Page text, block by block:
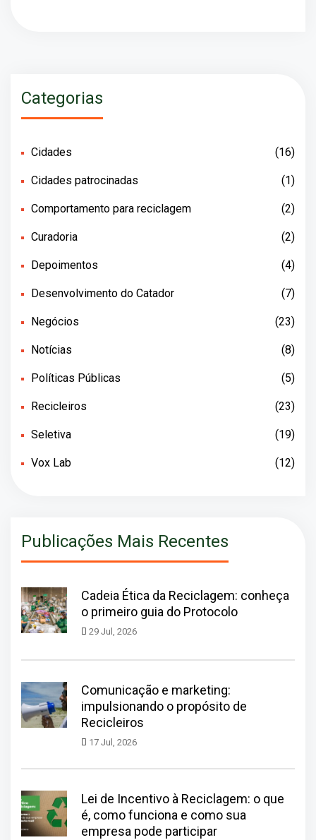
Categorias
Cidades (16)
Cidades patrocinadas (1)
Comportamento para reciclagem (2)
Curadoria (2)
Depoimentos (4)
Desenvolvimento do Catador (7)
Negócios (23)
Notícias (8)
Políticas Públicas (5)
Recicleiros (23)
Seletiva (19)
Vox Lab (12)
Publicações Mais Recentes
Cadeia Ética da Reciclagem: conheça
o primeiro guia do Protocolo
29 Jul, 2026
Comunicação e marketing:
impulsionando o propósito de
Recicleiros
17 Jul, 2026
Lei de Incentivo à Reciclagem: o que
é, como funciona e como sua
empresa pode participar